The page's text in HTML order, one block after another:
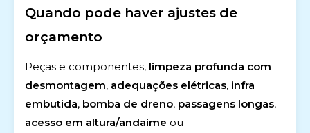
Quando pode haver ajustes de
orçamento
Peças e componentes, limpeza profunda com
desmontagem, adequações elétricas, infra
embutida, bomba de dreno, passagens longas,
acesso em altura/andaime ou